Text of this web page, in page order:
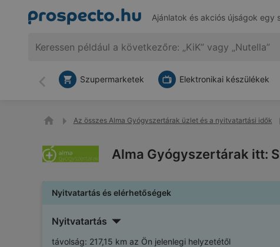
Ajánlatok és akciós újságok egy
Vissza
Szupermarketek Elektronikai készülékek
Az összes Alma Gyógyszertárak üzlet és a nyitvatartási idők
Alma Gyógyszertárak itt:
Nyitvatartás és elérhetőségek
Nyitvatartás
távolság: 217,15 km az Ön jelenlegi helyzetétől